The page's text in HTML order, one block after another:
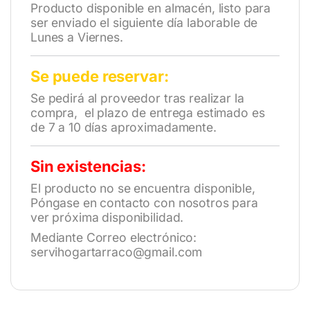
Producto disponible en almacén, listo para
ser enviado el siguiente día laborable de
Lunes a Viernes.
Se puede reservar:
Se pedirá al proveedor tras realizar la
compra, el plazo de entrega estimado es
de 7 a 10 días aproximadamente.
Sin existencias:
El producto no se encuentra disponible,
Póngase en contacto con nosotros para
ver próxima disponibilidad.
Mediante Correo electrónico:
servihogartarraco@gmail.com